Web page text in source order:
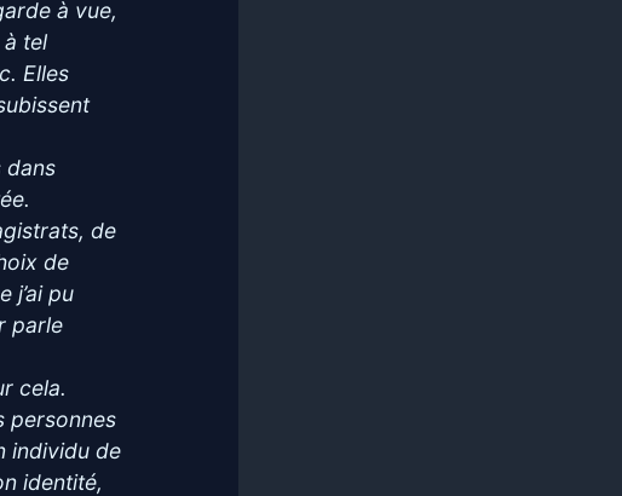
à vue,
à tel
Elles
dans
de
de
j’ai pu
parle
cela.
personnes
individu de
identité,